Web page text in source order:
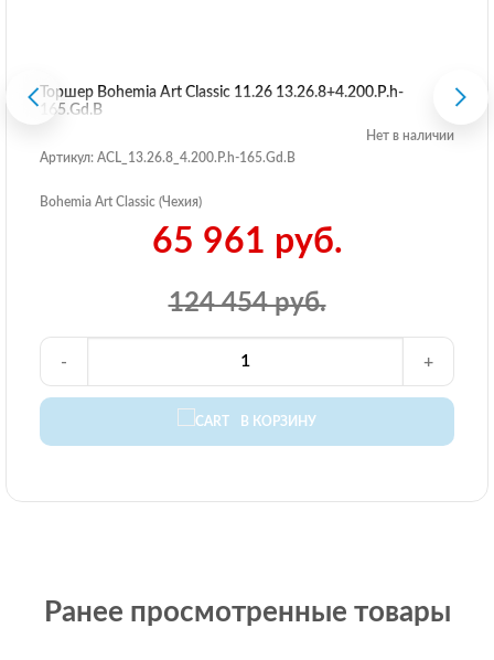
Торшер Bohemia Art Classic 11.26 13.26.8+4.200.P.h-
165.Gd.B
Нет в наличии
Артикул: ACL_13.26.8_4.200.P.h-165.Gd.B
Bohemia Art Classic (Чехия)
124 454 руб.
65 961 руб.
В КОРЗИНУ
- +
Ранее просмотренные товары